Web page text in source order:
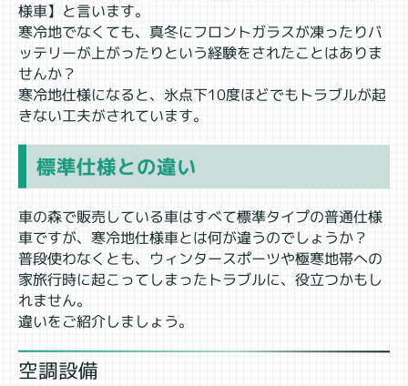
様車】と言います。
寒冷地でなくても、真冬にフロントガラスが凍ったりバ
ッテリーが上がったりという経験をされたことはありま
せんか？
寒冷地仕様になると、氷点下10度ほどでもトラブルが起
きない工夫がされています。
標準仕様との違い
車の森で販売している車はすべて標準タイプの普通仕様
車ですが、寒冷地仕様車とは何が違うのでしょうか？
普段使わなくとも、ウィンタースポーツや極寒地帯への
家旅行時に起こってしまったトラブルに、役立つかもし
れません。
違いをご紹介しましょう。
空調設備